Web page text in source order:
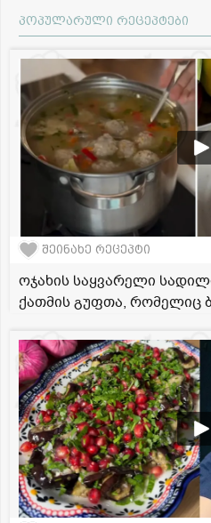
პოპულარული რეცეპტები
შეინახე რეცეპტი
ოჯახის საყვარელი
ქათმის გუფთა, რომელიც